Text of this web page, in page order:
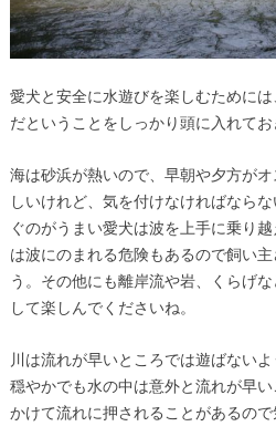
愛犬と安全に水遊びを楽しむために
だということをしっかり頭に入れてお
海は砂浜が熱いので、早朝や夕方がオ
しいけれど、気を付けなければならな
ぐのがうまい愛犬は波を上手に乗り
は波にのまれる危険もあるので飼い
う。 その他にも離岸流や岩、くらげ
して楽しんでくださいね。
川は流れが早いところでは遊ばないよ
穏やかでも水の中は意外と流れが早
かけて流れに押されることがあるので